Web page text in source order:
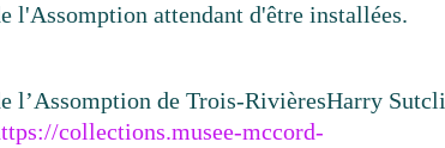
l'Assomption attendant d'être installées.
l’Assomption de Trois-RivièresHarry
collections.musee-mccord-